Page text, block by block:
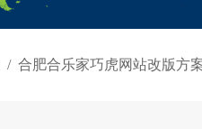
/ 合肥合乐家巧虎网站改版方